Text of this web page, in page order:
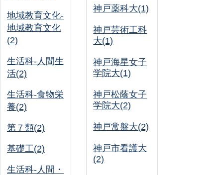
地域教育文化-
地域教育文化
(2)
生活科-人間生
活(2)
生活科-食物栄
養(2)
第７類(2)
基礎工(2)
生活科-人間・
神戸薬科大(1)
神戸芸術工科
大(1)
神戸海星女子
学院大(1)
神戸松蔭女子
学院大(2)
神戸常盤大(2)
神戸市看護大
(2)